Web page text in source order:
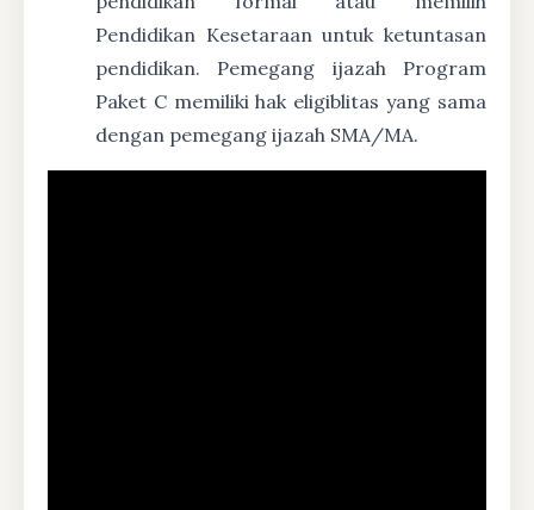
Pendidikan Kesetaraan untuk ketuntasan
pendidikan. Pemegang ijazah Program
Paket C memiliki hak eligiblitas yang sama
dengan pemegang ijazah SMA/MA.